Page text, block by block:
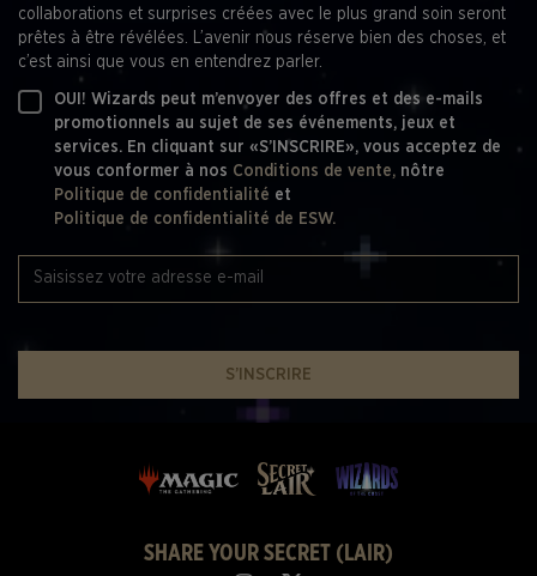
collaborations et surprises créées avec le plus grand soin seront
prêtes à être révélées. L’avenir nous réserve bien des choses, et
c’est ainsi que vous en entendrez parler.
OUI! Wizards peut m’envoyer des offres et des e-mails
promotionnels au sujet de ses événements, jeux et
services. En cliquant sur «S’INSCRIRE», vous acceptez de
vous conformer à nos Conditions de vente, nôtre
Politique de confidentialité et
Politique de confidentialité de ESW.
S’INSCRIRE
SHARE YOUR SECRET (LAIR)